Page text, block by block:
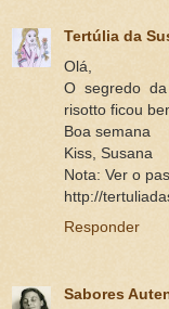
Tertúlia da
Olá,
O segredo
risotto ficou
Boa semana
Kiss, Susana
Nota: Ver o
http://
Responder
Sabores